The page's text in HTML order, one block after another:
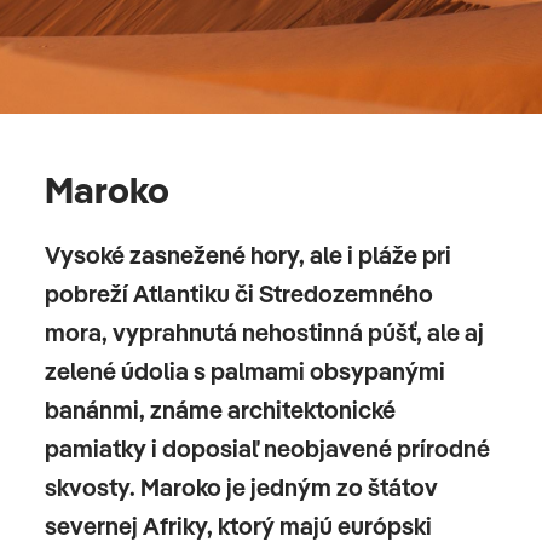
Rissani
Tinerhir
6. deň
TINERHIR – BOUMALNE - OUARZAZATE
Cestou “tisíc kasieb”
budeme prechádzať cez Kelaat
M’Gouna a Boumalne Dades do Ouarzazate. Práve toto
je marocké Údolie ruží: na tunajších poliach kvitnú
Maroko
Vysoké zasnežené hory, ale i pláže pri
pobreží Atlantiku či Stredozemného
mora, vyprahnutá nehostinná púšť, ale aj
zelené údolia s palmami obsypanými
banánmi, známe architektonické
pamiatky i doposiaľ neobjavené prírodné
skvosty. Maroko je jedným zo štátov
severnej Afriky, ktorý majú európski